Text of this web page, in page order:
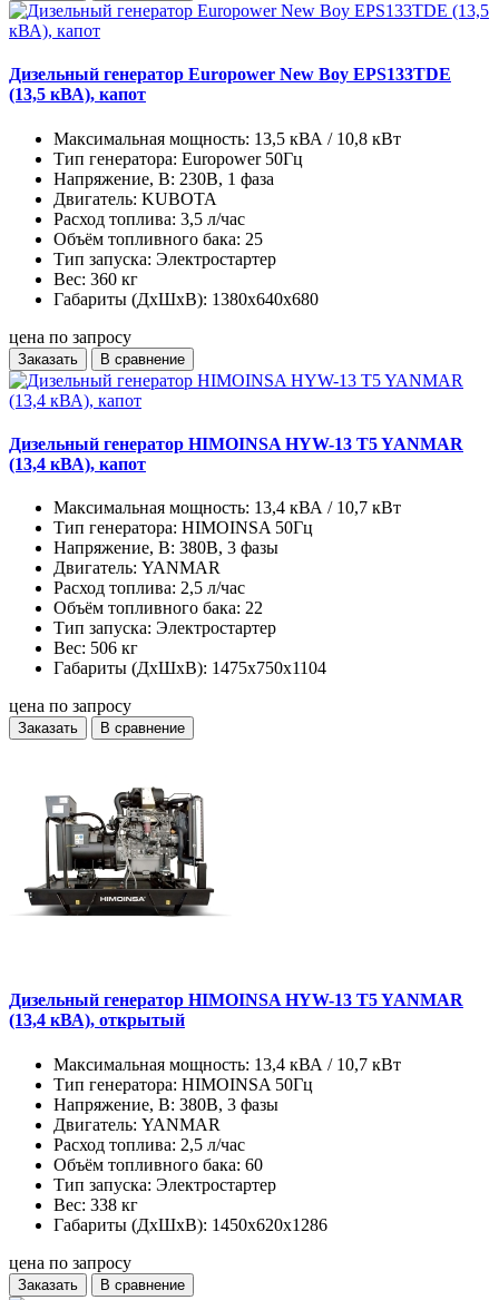
Дизельный генератор Europower New Boy EPS133TDE
(13,5 кВА), капот
Максимальная мощность: 13,5 кВА / 10,8 кВт
Тип генератора: Europower 50Гц
Напряжение, В: 230В, 1 фаза
Двигатель: KUBOTA
Расход топлива: 3,5 л/час
Объём топливного бака: 25
Тип запуска: Электростартер
Вес: 360 кг
Габариты (ДхШхВ): 1380x640x680
цена по запросу
Заказать В сравнение
Дизельный генератор HIMOINSA HYW-13 T5 YANMAR
(13,4 кВА), капот
Максимальная мощность: 13,4 кВА / 10,7 кВт
Тип генератора: HIMOINSA 50Гц
Напряжение, В: 380В, 3 фазы
Двигатель: YANMAR
Расход топлива: 2,5 л/час
Объём топливного бака: 22
Тип запуска: Электростартер
Вес: 506 кг
Габариты (ДхШхВ): 1475x750x1104
цена по запросу
Заказать В сравнение
Дизельный генератор HIMOINSA HYW-13 T5 YANMAR
(13,4 кВА), открытый
Максимальная мощность: 13,4 кВА / 10,7 кВт
Тип генератора: HIMOINSA 50Гц
Напряжение, В: 380В, 3 фазы
Двигатель: YANMAR
Расход топлива: 2,5 л/час
Объём топливного бака: 60
Тип запуска: Электростартер
Вес: 338 кг
Габариты (ДхШхВ): 1450x620x1286
цена по запросу
Заказать В сравнение